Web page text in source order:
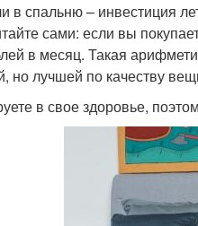
в спальню – инвестиция
сами: если вы
в месяц. Такая
но лучшей по качеству
в свое здоровье,